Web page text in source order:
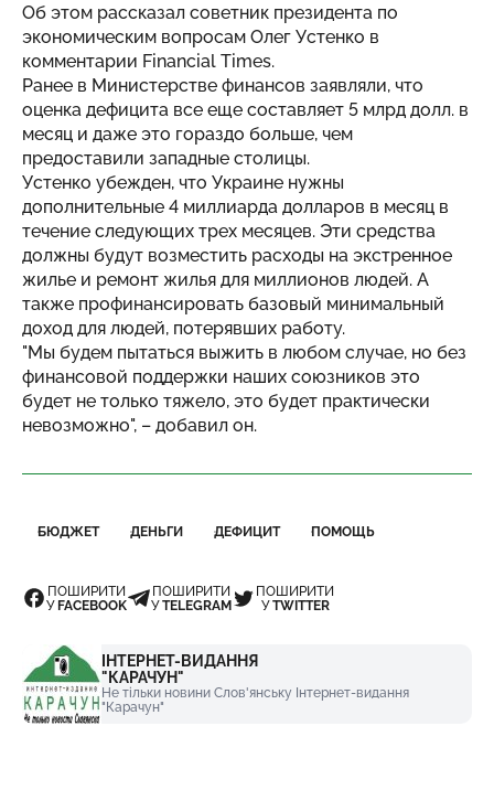
Об этом рассказал советник президента по
экономическим вопросам Олег Устенко в
комментарии Financial Times.
Ранее в Министерстве финансов заявляли, что
оценка дефицита все еще составляет 5 млрд долл. в
месяц и даже это гораздо больше, чем
предоставили западные столицы.
Устенко убежден, что Украине нужны
дополнительные 4 миллиарда долларов в месяц в
течение следующих трех месяцев. Эти средства
должны будут возместить расходы на экстренное
жилье и ремонт жилья для миллионов людей. А
также профинансировать базовый минимальный
доход для людей, потерявших работу.
"Мы будем пытаться выжить в любом случае, но без
финансовой поддержки наших союзников это
будет не только тяжело, это будет практически
невозможно", – добавил он.
БЮДЖЕТ ДЕНЬГИ ДЕФИЦИТ ПОМОЩЬ
ПОШИРИТИ
УFACEBOOK
ПОШИРИТИ
УTELEGRAM
ПОШИРИТИ
УTWITTER
ІНТЕРНЕТ-ВИДАННЯ
"КАРАЧУН"
Не тільки новини Слов'янську Інтернет-видання
"Карачун"